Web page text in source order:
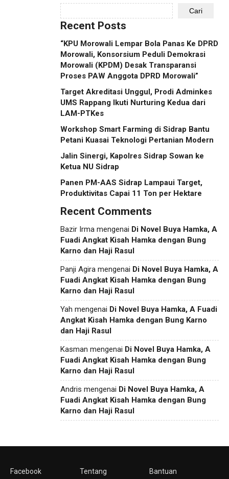
Cari
Recent Posts
“KPU Morowali Lempar Bola Panas Ke DPRD
Morowali, Konsorsium Peduli Demokrasi
Morowali (KPDM) Desak Transparansi
Proses PAW Anggota DPRD Morowali”
Target Akreditasi Unggul, Prodi Adminkes
UMS Rappang Ikuti Nurturing Kedua dari
LAM-PTKes
Workshop Smart Farming di Sidrap Bantu
Petani Kuasai Teknologi Pertanian Modern
Jalin Sinergi, Kapolres Sidrap Sowan ke
Ketua NU Sidrap
Panen PM-AAS Sidrap Lampaui Target,
Produktivitas Capai 11 Ton per Hektare
Recent Comments
Bazir Irma mengenai Di Novel Buya Hamka, A
Fuadi Angkat Kisah Hamka dengan Bung
Karno dan Haji Rasul
Panji Agira mengenai Di Novel Buya Hamka, A
Fuadi Angkat Kisah Hamka dengan Bung
Karno dan Haji Rasul
Yah mengenai Di Novel Buya Hamka, A Fuadi
Angkat Kisah Hamka dengan Bung Karno
dan Haji Rasul
Kasman mengenai Di Novel Buya Hamka, A
Fuadi Angkat Kisah Hamka dengan Bung
Karno dan Haji Rasul
Andris mengenai Di Novel Buya Hamka, A
Fuadi Angkat Kisah Hamka dengan Bung
Karno dan Haji Rasul
Facebook Tentang Bantuan